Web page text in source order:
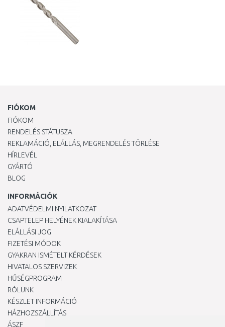
FIÓKOM
FIÓKOM
RENDELÉS STÁTUSZA
REKLAMÁCIÓ, ELÁLLÁS, MEGRENDELÉS TÖRLÉSE
HÍRLEVÉL
GYÁRTÓ
BLOG
INFORMÁCIÓK
ADATVÉDELMI NYILATKOZAT
CSAPTELEP HELYÉNEK KIALAKÍTÁSA
ELÁLLÁSI JOG
FIZETÉSI MÓDOK
GYAKRAN ISMÉTELT KÉRDÉSEK
HIVATALOS SZERVIZEK
HŰSÉGPROGRAM
RÓLUNK
KÉSZLET INFORMÁCIÓ
HÁZHOZSZÁLLÍTÁS
ÁSZF